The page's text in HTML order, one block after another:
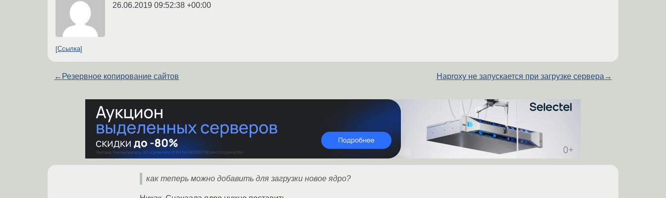
26.06.2019 09:52:38 +00:00
Ссылка
← Резервное копирование сайтов Haproxy не запускается при загрузке сервера →
как теперь можно добавить для загрузки новое ядро?